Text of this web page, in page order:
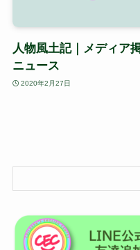
人物風土記｜メディア
ニュース
2020年2月27日